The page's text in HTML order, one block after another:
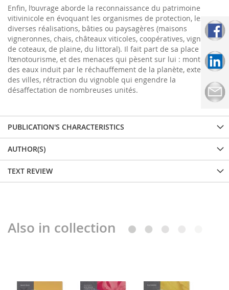
Enfin, l’ouvrage aborde la reconnaissance du patrimoine
vitivinicole en évoquant les organismes de protection, les
diverses réalisations, bâties ou paysagères (maisons
vigneronnes, chais, châteaux viticoles, coopératives, vignobles
de coteaux, de plaine, du littoral). Il fait part de sa place dans
l’œnotourisme, et des menaces qui pèsent sur lui : montée
des eaux induit par le réchauffement de la planète, extension
des villes, rétraction du vignoble qui engendre la
désaffectation de nombreuses unités.
PUBLICATION'S CHARACTERISTICS
AUTHOR(S)
TEXT REVIEW
Also in collection